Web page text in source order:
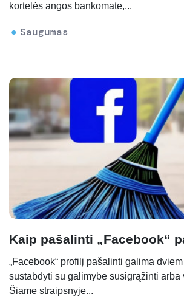
kortelės angos bankomate,...
Saugumas
Kaip pašalinti „Facebook“
„Facebook“ profilį pašalinti galima
sustabdyti su galimybe susigrąžinti arba
Šiame straipsnyje...